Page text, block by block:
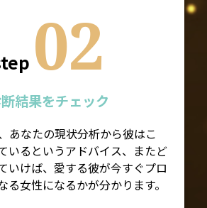
02
結果をチェック
あなたの現状分析から彼はこ
いるというアドバイス、またど
いけば、愛する彼が今すぐプロ
る女性になるかが分かります。